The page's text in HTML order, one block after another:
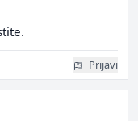
Prijavi